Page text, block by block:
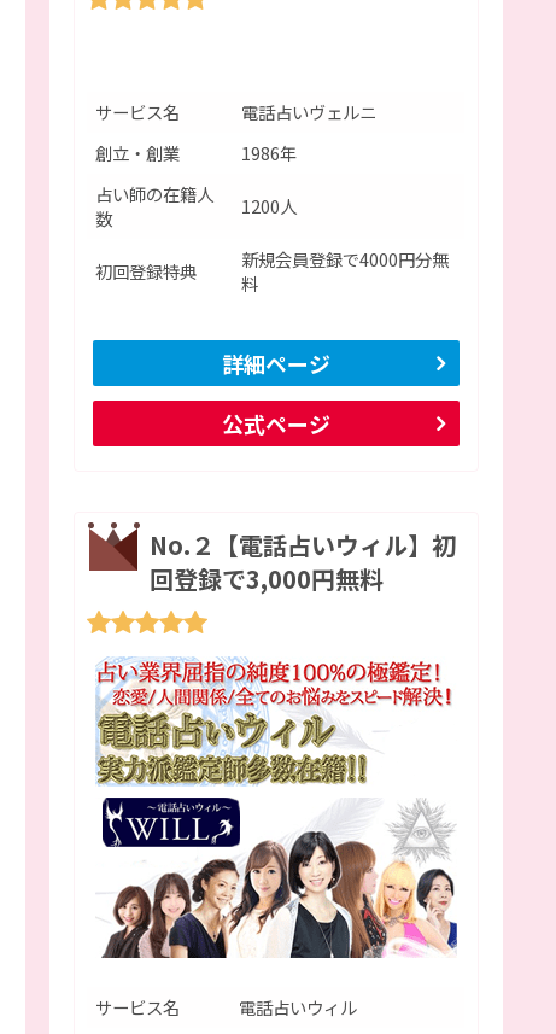
サービス名
電話占いヴェルニ
創立・創業
1986年
占い師の在籍人
数
1200人
初回登録特典
新規会員登録で4000円分無
料
詳細ページ
公式ページ
No.２【電話占いウィル】初
回登録で3,000円無料
サービス名
電話占いウィル